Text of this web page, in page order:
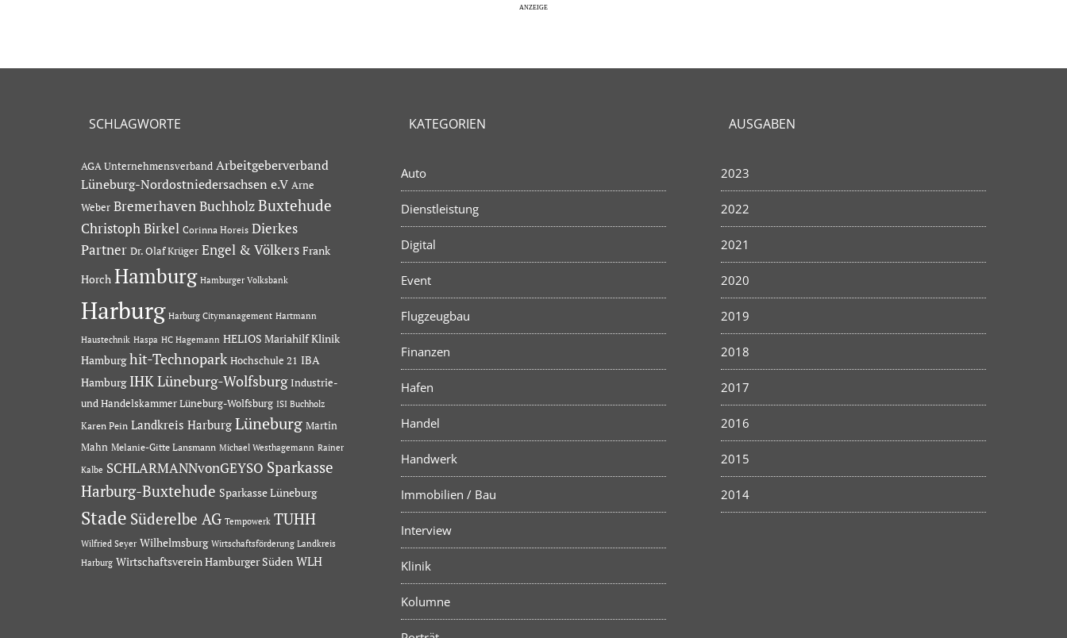
SCHLAGWORTE
AGA Unternehmensverband Arbeitgeberverband
Lüneburg-Nordostniedersachsen e.V Arne
Weber BremerhavenBuchholzBuxtehude
Christoph Birkel Corinna Horeis Dierkes
Partner Dr. Olaf Krüger Engel & Völkers Frank
Horch Hamburg Hamburger Volksbank
Harburg Harburg Citymanagement Hartmann
Haustechnik Haspa HC Hagemann HELIOS Mariahilf Klinik
Hamburg hit-Technopark Hochschule 21 IBA
Hamburg IHK Lüneburg-Wolfsburg Industrie-
und Handelskammer Lüneburg-Wolfsburg ISI Buchholz
Karen Pein Landkreis Harburg Lüneburg Martin
Mahn Melanie-Gitte Lansmann Michael Westhagemann Rainer
Kalbe SCHLARMANNvonGEYSO Sparkasse
Harburg-Buxtehude Sparkasse Lüneburg
Stade Süderelbe AG Tempowerk TUHH
Wilfried Seyer Wilhelmsburg Wirtschaftsförderung Landkreis
Harburg Wirtschaftsverein Hamburger Süden WLH
KATEGORIEN
Auto
Dienstleistung
Digital
Event
Flugzeugbau
Finanzen
Hafen
Handel
Handwerk
Immobilien / Bau
Interview
Klinik
Kolumne
AUSGABEN
2023
2022
2021
2020
2019
2018
2017
2016
2015
2014